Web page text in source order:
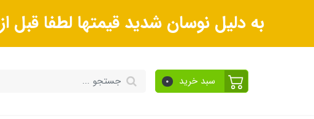
به دلیل نوسان شدید قیمتها لطفا
سبد خرید 0